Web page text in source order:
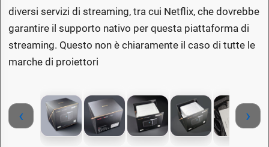
diversi servizi di streaming, tra cui Netflix, che dovrebbe
garantire il supporto nativo per questa piattaforma di
streaming. Questo non è chiaramente il caso di tutte le
marche di proiettori
‹ ›